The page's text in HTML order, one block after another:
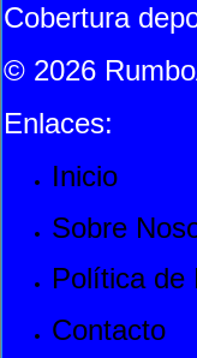
Cobertura
© 2026
Enlaces:
Inicio
Sobre
Política de
Contacto